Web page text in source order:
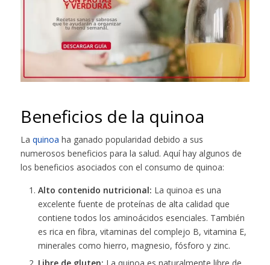
Beneficios de la quinoa
La quinoa ha ganado popularidad debido a sus
numerosos beneficios para la salud. Aquí hay algunos de
los beneficios asociados con el consumo de quinoa:
Alto contenido nutricional: La quinoa es una
excelente fuente de proteínas de alta calidad que
contiene todos los aminoácidos esenciales. También
es rica en fibra, vitaminas del complejo B, vitamina E,
minerales como hierro, magnesio, fósforo y zinc.